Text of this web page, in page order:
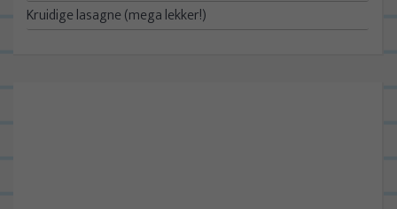
Kruidige lasagne (mega lekker!)